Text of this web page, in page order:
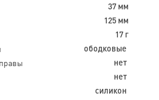
37 мм
125 мм
17 г
ободковые
нет
нет
силикон